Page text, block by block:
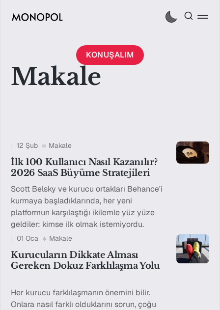
KONUŞALIM
Makale
12 Şub Makale
İlk 100 Kullanıcı Nasıl Kazanılır?
2026 SaaS Büyüme Stratejileri
Scott Belsky ve kurucu ortakları Behance'i
kurmaya başladıklarında, her yeni
platformun karşılaştığı ikilemle yüz yüze
geldiler: kimse ilk olmak istemiyordu.
01 Oca Makale
Kurucuların Dikkate Alması
Gereken Dokuz Farklılaşma Yolu
Her kurucu farklılaşmanın önemini bilir.
Onlara nasıl farklı olduklarını sorun, çoğu